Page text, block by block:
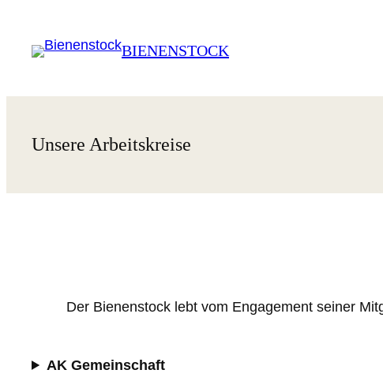
springen
BIENENSTOCK
Unsere Arbeitskreise
Der Bienenstock lebt vom Engagement seiner
AK Gemeinschaft